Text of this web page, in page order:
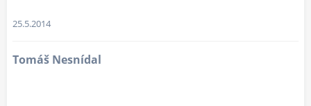
25.5.2014
Tomáš Nesnídal